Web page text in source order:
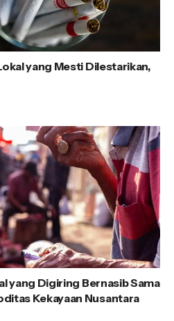
yang Mesti Dilestarikan,
yang Digiring Bernasib Sama
Kekayaan Nusantara